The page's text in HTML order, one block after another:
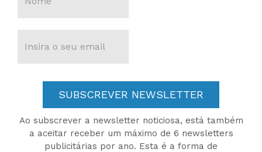
SUBSCREVER NEWSLETTER
Ao subscrever a newsletter noticiosa, está também
a aceitar receber um máximo de 6 newsletters
publicitárias por ano. Esta é a forma de